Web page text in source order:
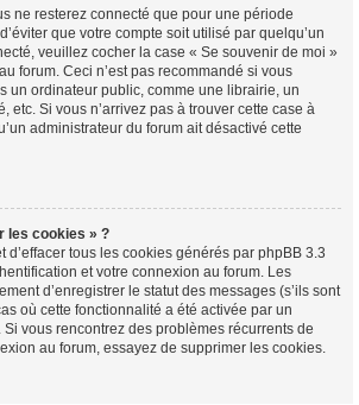
ne resterez connecté que pour une période
que votre compte soit utilisé par quelqu’un
veuillez cocher la case « Se souvenir de moi »
forum. Ceci n’est pas recommandé si vous
un ordinateur public, comme une librairie, un
etc. Si vous n’arrivez pas à trouver cette case à
administrateur du forum ait désactivé cette
les cookies » ?
d’effacer tous les cookies générés par phpBB 3.3
et votre connexion au forum. Les
d’enregistrer le statut des messages (s’ils sont
où cette fonctionnalité a été activée par un
vous rencontrez des problèmes récurrents de
au forum, essayez de supprimer les cookies.